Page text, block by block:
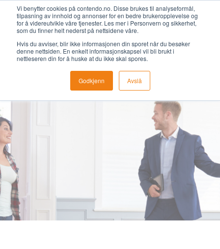
Vi benytter cookies på contendo.no. Disse brukes til analyseformål,
tilpasning av innhold og annonser for en bedre brukeropplevelse og
for å videreutvikle våre tjenester. Les mer i Personvern og sikkerhet,
som du finner helt nederst på nettsidene våre.
Hvis du avviser, blir ikke informasjonen din sporet når du besøker
denne nettsiden. En enkelt informasjonskapsel vil bli brukt i
nettleseren din for å huske at du ikke skal spores.
Godkjenn Avslå
Kontakta oss +47 22 09 69 50 Svenska
Avtala en
demo